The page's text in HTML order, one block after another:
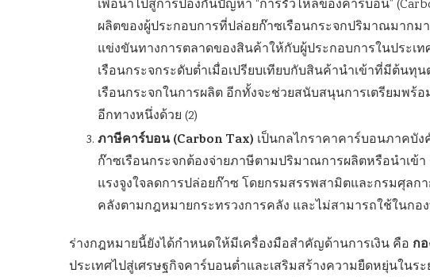
เพื่อนำไปสู่การป้องกันปัญหา “การรั่วไหลของคาร์บอน”
ผลิตของผู้ประกอบการที่ปล่อยก๊าซเรือนกระจกปริมาณมากม
แข่งขันทางการตลาดของสินค้าให้กับผู้ประกอบการในประเ
เรือนกระจกระดับต่ำเมื่อเปรียบเทียบกับสินค้านำเข้าที่มีต้นทุ
เรือนกระจกในการผลิต อีกทั้งจะช่วยสนับสนุนการเตรียมพร้
อีกทางหนึ่งด้วย (2)
ภาษีคาร์บอน (Carbon Tax) เป็นกลไกราคาคาร์บอนภาคบั
ก๊าซเรือนกระจกต้องจ่ายภาษีตามปริมาณการผลิตหรือนำเ
แรงจูงใจลดการปล่อยก๊าซ โดยกรมสรรพสามิตและกรมศุลก
คลังตามกฎหมายกระทรวงการคลัง และไม่สามารถใช้ในกอ
ร่างกฎหมายนี้ยังได้กำหนดให้มีเครื่องมือสำคัญด้านการเงิน คือ ก
ประเทศไปสู่เศรษฐกิจคาร์บอนต่ำและเสริมสร้างความยืดหยุ่นในร